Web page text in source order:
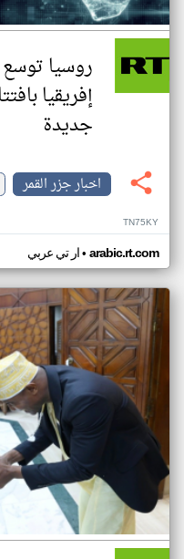
روسيا
جديدة
اخبار جزر القمر
TN75KY
ار تي عربي• arabic.rt.com